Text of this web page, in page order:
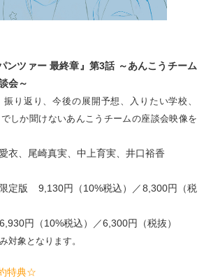
ンツァー 最終章』第3話 ～あんこうチーム
会～
り返り、今後の展開予想、入りたい学校、
しか聞けないあんこうチームの座談会映像を
衣、尾崎真実、中上育実、井口裕香
定版 9,130円（10%税込）／8,300円（税
（10%税込）／6,300円（税抜）
対象となります。
特典☆